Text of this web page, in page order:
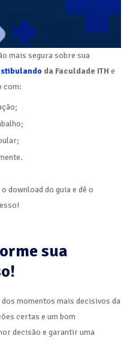
mais segura sobre sua
da Faculdade ITH e
com:
o download do guia e dê o
sua
momentos mais decisivos da
certas e um bom
decisão e garantir uma